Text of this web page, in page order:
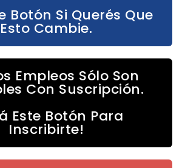
Botón Si Querés Que
Esto Cambie.
Empleos Sólo Son
Con Suscripción.
Este Botón Para
Inscribirte!